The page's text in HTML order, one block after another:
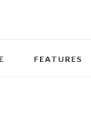
FEATURES